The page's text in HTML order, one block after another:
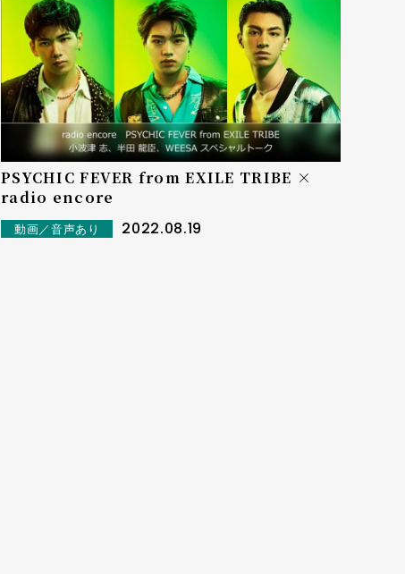
PSYCHIC FEVER from EXILE TRIBE ×
radio encore
動画／音声あり 2022.08.19